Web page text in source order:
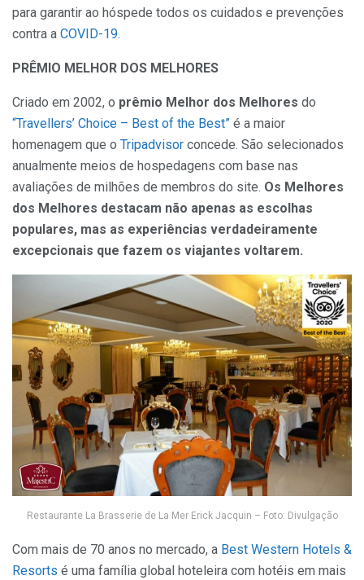
para garantir ao hóspede todos os cuidados e prevenções
contra a COVID-19.
PRÊMIO MELHOR DOS MELHORES
Criado em 2002, o prêmio Melhor dos Melhores do
“Travellers’ Choice – Best of the Best” é a maior
homenagem que o Tripadvisor concede. São selecionados
anualmente meios de hospedagens com base nas
avaliações de milhões de membros do site. Os Melhores
dos Melhores destacam não apenas as escolhas
populares, mas as experiências verdadeiramente
excepcionais que fazem os viajantes voltarem.
Restaurante La Brasserie de La Mer Erick Jacquin – Foto: Divulgação
Com mais de 70 anos no mercado, a Best Western Hotels &
Resorts é uma família global hoteleira com hotéis em mais